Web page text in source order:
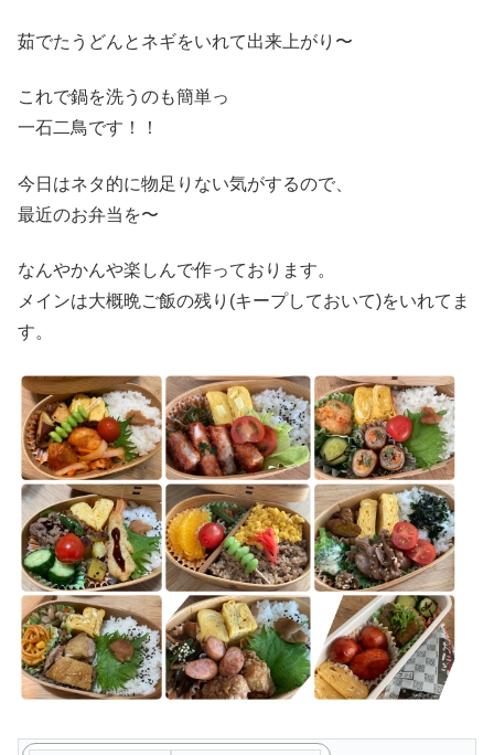
茹でたうどんとネギをいれて出来上がり〜
これで鍋を洗うのも簡単っ
一石二鳥です！！
今日はネタ的に物足りない気がするので、
最近のお弁当を〜
なんやかんや楽しんで作っております。
メインは大概晩ご飯の残り(キープしておいて)をいれてま
す。